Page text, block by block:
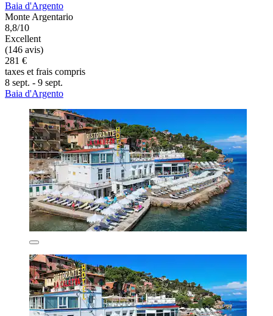
Baia d'Argento
Monte Argentario
8,8/10
Excellent
(146 avis)
281 €
taxes et frais compris
8 sept. - 9 sept.
Baia d'Argento